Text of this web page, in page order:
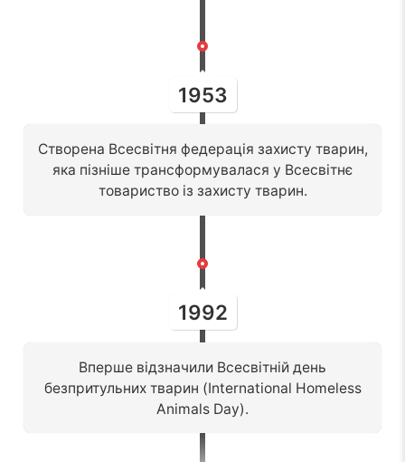
1953
Створена Всесвітня федерація захисту тварин,
яка пізніше трансформувалася у Всесвітнє
товариство із захисту тварин.
1992
Вперше відзначили Всесвітній день
безпритульних тварин (International Homeless
Animals Day).